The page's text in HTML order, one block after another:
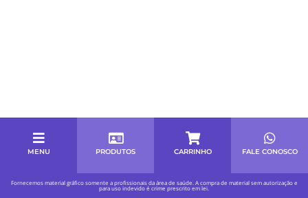
MENU PRODUTOS CARRINHO FALE CONOSCO
Fornecemos material gráfico somente a profissionais da área de saúde. A compra de material sem autorização e
para uso indevido é crime prescrito em lei.